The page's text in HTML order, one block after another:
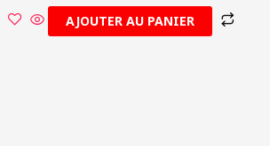
AJOUTER AU PANIER